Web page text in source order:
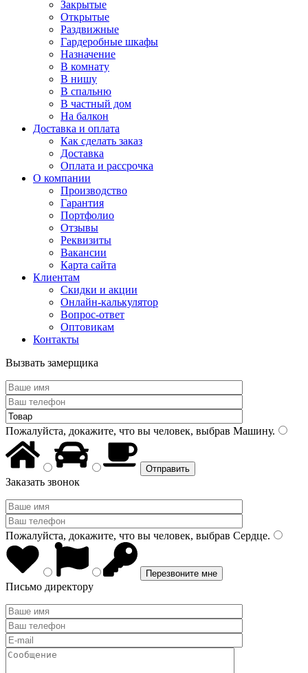
Закрытые
Открытые
Раздвижные
Гардеробные шкафы
Назначение
В комнату
В нишу
В спальню
В частный дом
На балкон
Доставка и оплата
Как сделать заказ
Доставка
Оплата и рассрочка
О компании
Производство
Гарантия
Портфолио
Отзывы
Реквизиты
Вакансии
Карта сайта
Клиентам
Скидки и акции
Онлайн-калькулятор
Вопрос-ответ
Оптовикам
Контакты
Вызвать замерщика
Пожалуйста, докажите, что вы человек, выбрав Машину.
Заказать звонок
Пожалуйста, докажите, что вы человек, выбрав Сердце.
Письмо директору